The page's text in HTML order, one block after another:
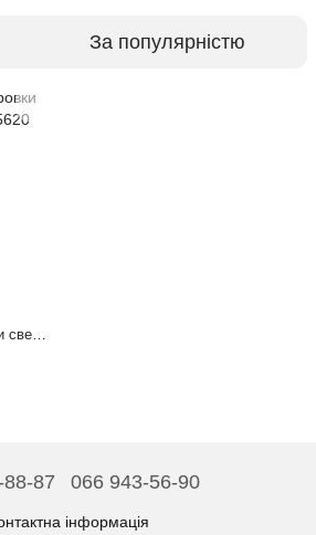
За популярністю
Прибор для регулировки света фар NitroMac
87 066 943-56-90
інформація